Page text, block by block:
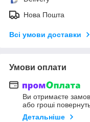
Нова Пошта
Всі умови доставки
Умови оплати
Ви отримаєте
або гроші
Детальніше